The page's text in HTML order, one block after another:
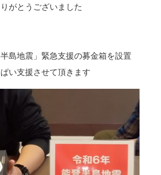
がとうございました
島地震」緊急支援の募金箱を設置
い支援させて頂きます